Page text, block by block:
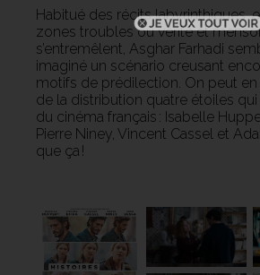
Habitué des récits labyrinthiques,
zones troubles où vérité et
s’entremêlent, Asghar Farhadi
imaginé un scénario creusant
motifs de prédilection. On peut
de la distribution quatre étoiles
du cinéma français : Isabelle
Pierre Niney, Vincent Cassel et
que ça !